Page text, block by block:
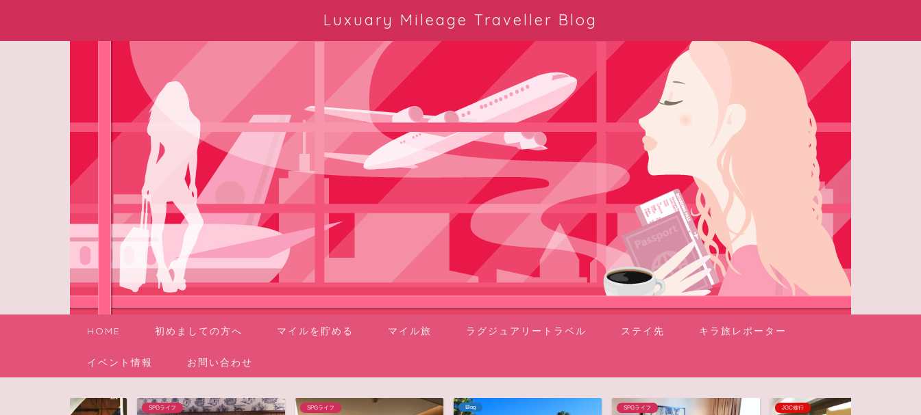
Luxuary Mileage Traveller Blog
HOME 初めましての方へ マイルを貯める マイル旅 ラグジュアリートラベル ステイ先 キラ旅レポーター
イベント情報 お問い合わせ
SPGライフ SPGライフ JGC修行